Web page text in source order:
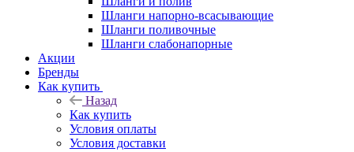
Шланги напорно-всасывающие
Шланги поливочные
Шланги слабонапорные
Акции
Бренды
Как купить
Назад
Как купить
Условия оплаты
Условия доставки